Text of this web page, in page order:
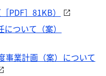
］81KB）
ついて（案）
業計画（案）について